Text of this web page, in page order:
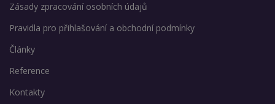
Zásady zpracování osobních údajů
Pravidla pro přihlašování a obchodní podmínky
Články
Reference
Kontakty